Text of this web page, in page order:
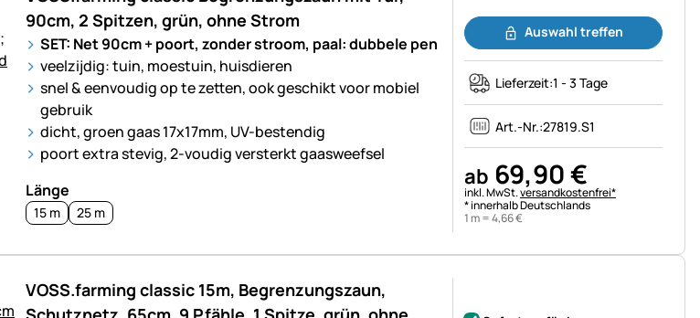
90cm, 2 Spitzen, grün, ohne Strom
SET: Net 90cm + poort, zonder stroom, paal: dubbele pen
veelzijdig: tuin, moestuin, huisdieren
snel & eenvoudig op te zetten, ook geschikt voor mobiel
gebruik
dicht, groen gaas 17x17mm, UV-bestendig
poort extra stevig, 2-voudig versterkt gaasweefsel
Länge
15 m 25 m
Auswahl treffen
Lieferzeit:1 - 3 Tage
Art.-Nr.:27819.S1
ab 69,90€
Steuerhinweis:
inkl. MwSt.versandkostenfrei*
* innerhalb Deutschlands
1 m =4,66€
VOSS.farming classic 15m, Begrenzungszaun,